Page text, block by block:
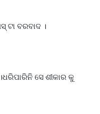
ଟା ବରବାଦ ।
ସେ ଶୀକାର କୁ